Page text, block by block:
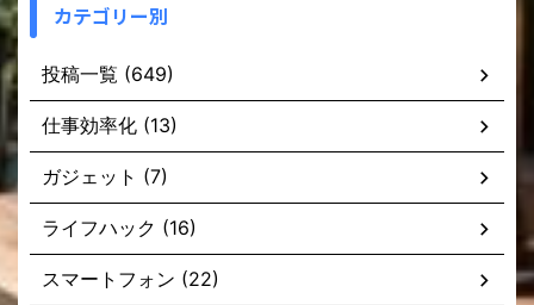
カテゴリー別
投稿一覧 (649)
仕事効率化 (13)
ガジェット (7)
ライフハック (16)
スマートフォン (22)